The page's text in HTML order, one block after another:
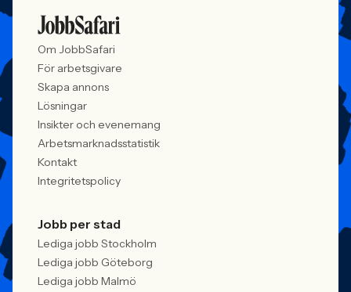
Om JobbSafari
För arbetsgivare
Skapa annons
Lösningar
Insikter och evenemang
Arbetsmarknadsstatistik
Kontakt
Integritetspolicy
Jobb per stad
Lediga jobb Stockholm
Lediga jobb Göteborg
Lediga jobb Malmö